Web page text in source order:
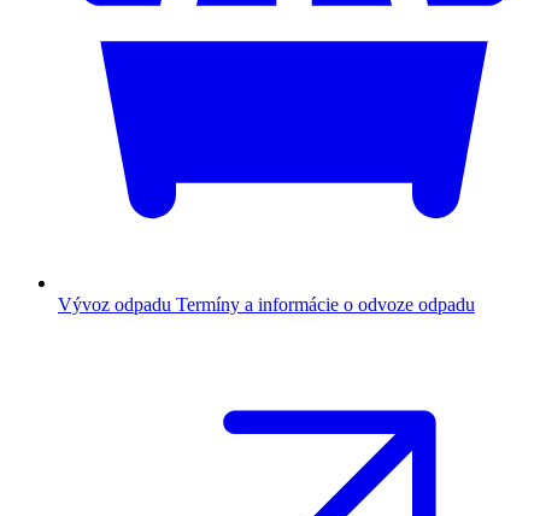
Vývoz odpadu Termíny a informácie o odvoze odpadu